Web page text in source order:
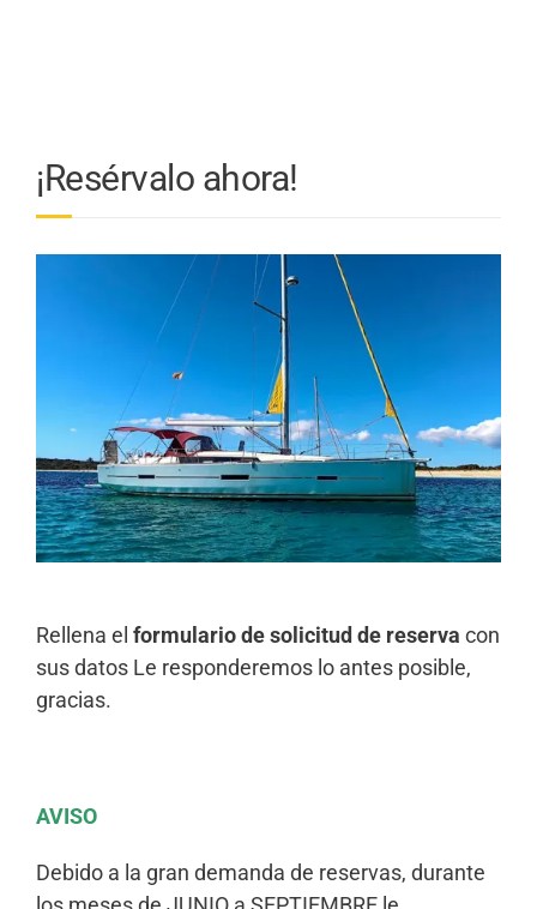
¡Resérvalo ahora!
Rellena el formulario de solicitud de reserva con
sus datos Le responderemos lo antes posible,
gracias.
AVISO
Debido a la gran demanda de reservas, durante